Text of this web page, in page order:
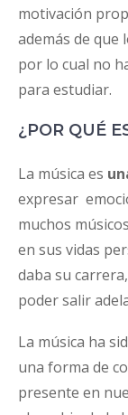
motivación
además de que
por lo cual no
para estudiar.
¿POR QUÉ
La música es
expresar
muchos
en sus vidas
daba su
poder salir
La música ha
una forma de
presente en